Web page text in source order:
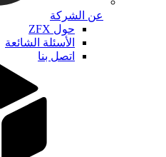
عن الشركة
حول ZFX
الأسئلة الشائعة
اتصل بنا